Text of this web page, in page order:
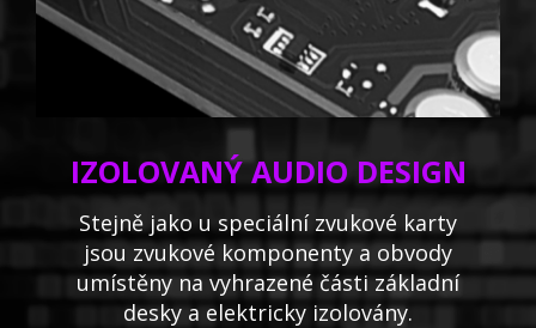
IZOLOVANÝ AUDIO DESIGN
Stejně jako u speciální zvukové karty
jsou zvukové komponenty a obvody
umístěny na vyhrazené části základní
desky a elektricky izolovány.